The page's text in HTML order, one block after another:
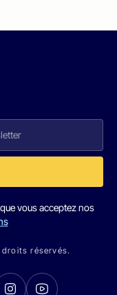
vous acceptez nos
réservés.